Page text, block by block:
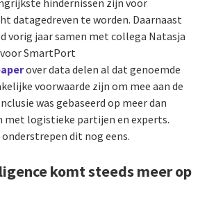
datagedreven te worden. Daarnaast
vorig jaar samen met collega Natasja
SmartPort
over data delen al dat genoemde
voorwaarde zijn om mee aan de
was gebaseerd op meer dan
met logistieke partijen en experts.
dit nog eens.
komt steeds meer op